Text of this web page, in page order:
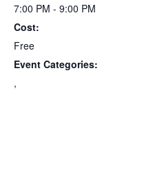
7:00 PM - 9:00 PM
Cost:
Free
Event Categories:
,